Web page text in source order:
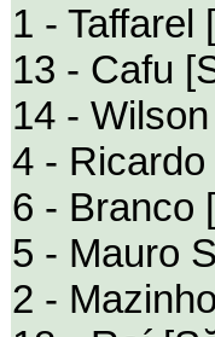
1 - Taffarel
13 - Cafu
14 -
4 -
6 - Branco
5 - Mauro
2 -